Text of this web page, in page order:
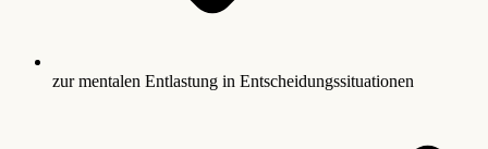
zur mentalen Entlastung in Entscheidungssituationen